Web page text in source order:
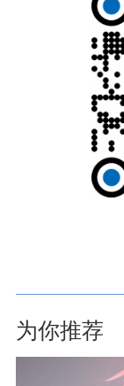
为你推荐